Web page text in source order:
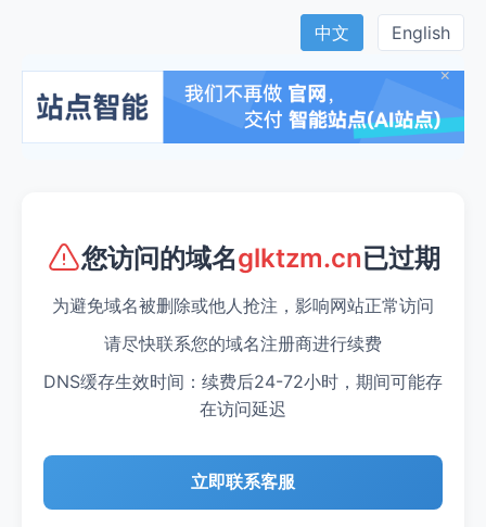
中文
English
×
您访问的域名glktzm.cn已过期
为避免域名被删除或他人抢注，影响网站正常访问
请尽快联系您的域名注册商进行续费
DNS缓存生效时间：续费后24-72小时，期间可能存
在访问延迟
立即联系客服